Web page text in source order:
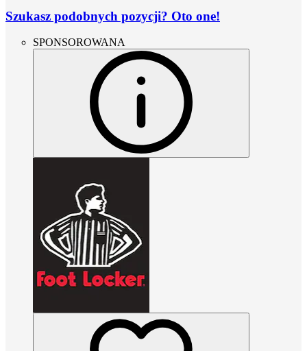
Szukasz podobnych pozycji? Oto one!
SPONSOROWANA